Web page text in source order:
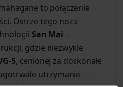
to połączenie
Ostrze tego noża
San Mai –
gdzie niezwykle
5, cenionej za doskonałe
utrzymanie